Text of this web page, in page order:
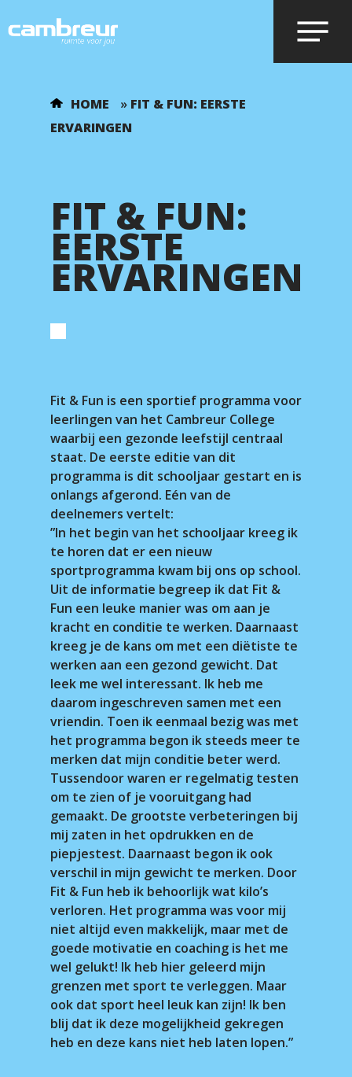
Voer je zoekopdracht in en druk op
HOME » FIT & FUN: EERSTE
ERVARINGEN
FIT & FUN:
EERSTE
ERVARINGEN
Fit & Fun is een sportief programma voor
leerlingen van het Cambreur College
waarbij een gezonde leefstijl centraal
staat. De eerste editie van dit
programma is dit schooljaar gestart en is
onlangs afgerond. Eén van de
deelnemers vertelt:
”In het begin van het schooljaar kreeg ik
te horen dat er een nieuw
sportprogramma kwam bij ons op school.
Uit de informatie begreep ik dat Fit &
Fun een leuke manier was om aan je
kracht en conditie te werken. Daarnaast
kreeg je de kans om met een diëtiste te
werken aan een gezond gewicht. Dat
leek me wel interessant. Ik heb me
daarom ingeschreven samen met een
vriendin. Toen ik eenmaal bezig was met
het programma begon ik steeds meer te
merken dat mijn conditie beter werd.
Tussendoor waren er regelmatig testen
om te zien of je vooruitgang had
gemaakt. De grootste verbeteringen bij
mij zaten in het opdrukken en de
piepjestest. Daarnaast begon ik ook
verschil in mijn gewicht te merken. Door
Fit & Fun heb ik behoorlijk wat kilo’s
verloren. Het programma was voor mij
niet altijd even makkelijk, maar met de
goede motivatie en coaching is het me
wel gelukt! Ik heb hier geleerd mijn
grenzen met sport te verleggen. Maar
ook dat sport heel leuk kan zijn! Ik ben
blij dat ik deze mogelijkheid gekregen
heb en deze kans niet heb laten lopen.”